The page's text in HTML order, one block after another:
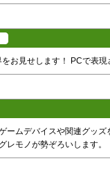
お見せします！ PCで表
ームデバイスや関連グッズ
レモノが勢ぞろいします。